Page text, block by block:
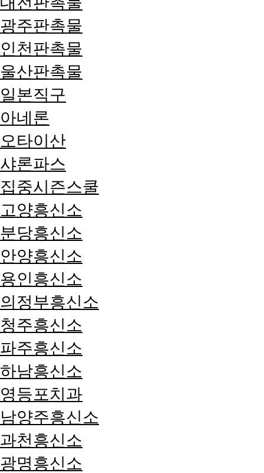
광주판촉물
인천판촉물
울산판촉물
일본직구
아네론
오타이산
샤론파스
집중시즌스쿨
고양흥신소
분당흥신소
안양흥신소
용인흥신소
의정부흥신소
청주흥신소
파주흥신소
하남흥신소
영등포치과
남양주흥신소
과천흥신소
광명흥신소